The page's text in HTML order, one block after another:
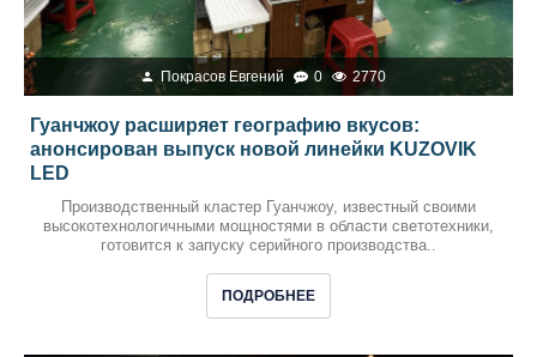
Покрасов Евгений 0 2770
Гуанчжоу расширяет географию вкусов:
анонсирован выпуск новой линейки KUZOVIK
LED
Производственный кластер Гуанчжоу, известный своими
высокотехнологичными мощностями в области светотехники,
готовится к запуску серийного производства..
ПОДРОБНЕЕ